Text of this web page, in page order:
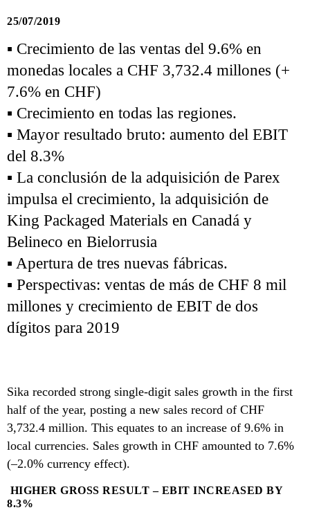
25/07/2019
▪ Crecimiento de las ventas del 9.6% en
monedas locales a CHF 3,732.4 millones (+
7.6% en CHF)
▪ Crecimiento en todas las regiones.
▪ Mayor resultado bruto: aumento del EBIT
del 8.3%
▪ La conclusión de la adquisición de Parex
impulsa el crecimiento, la adquisición de
King Packaged Materials en Canadá y
Belineco en Bielorrusia
▪ Apertura de tres nuevas fábricas.
▪ Perspectivas: ventas de más de CHF 8 mil
millones y crecimiento de EBIT de dos
dígitos para 2019
Sika recorded strong single-digit sales growth in the first
half of the year, posting a new sales record of CHF
3,732.4 million. This equates to an increase of 9.6% in
local currencies. Sales growth in CHF amounted to 7.6%
(–2.0% currency effect).
HIGHER GROSS RESULT – EBIT INCREASED BY
8.3%